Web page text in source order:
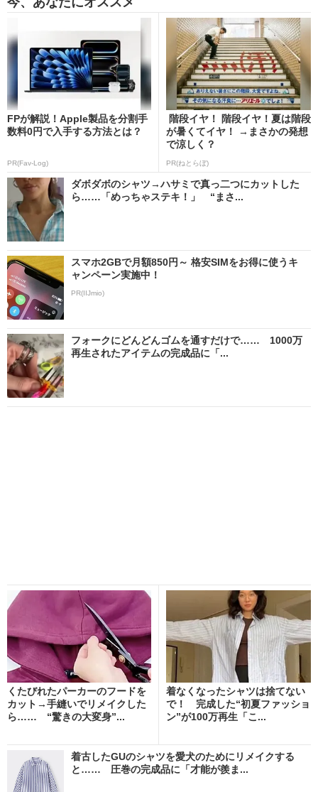
FPが解説！Apple製品を分割手
数料0円で入手する方法とは？
PR(Fav-Log)
階段イヤ！ 階段イヤ！夏は階段
が暑くてイヤ！ →まさかの発想
で涼しく？
PR(ねとらぼ)
ダボダボのシャツ→ハサミで真っ二つにカットした
ら……「めっちゃステキ！」 “まさ...
スマホ2GBで月額850円～ 格安SIMをお得に使うキ
ャンペーン実施中！
PR(IIJmio)
フォークにどんどんゴムを通すだけで…… 1000万
再生されたアイテムの完成品に「...
くたびれたパーカーのフードを
カット→手縫いでリメイクした
ら…… “驚きの大変身”...
着なくなったシャツは捨てない
で！ 完成した“初夏ファッショ
ン”が100万再生「こ...
着古したGUのシャツを愛犬のためにリメイクする
と…… 圧巻の完成品に「才能が羨ま...